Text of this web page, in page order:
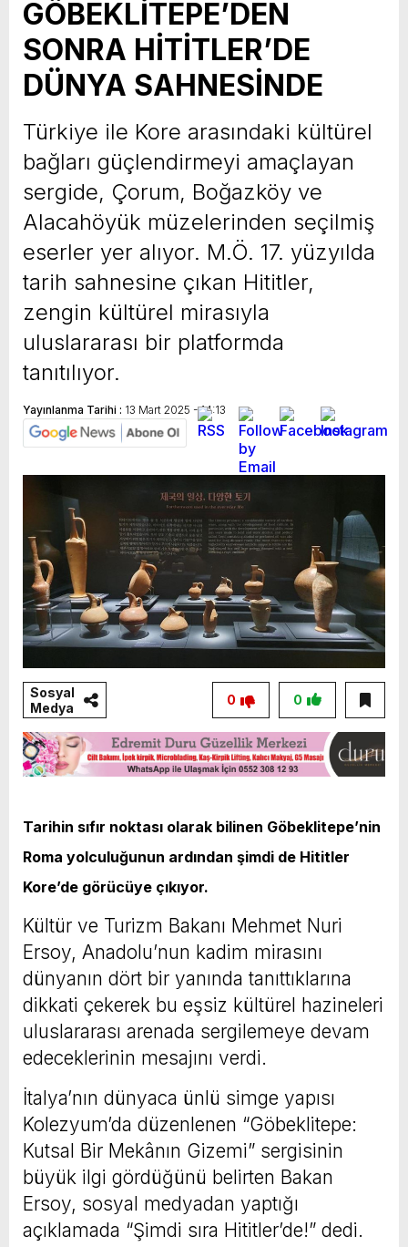
GÖBEKLİTEPE’DEN
SONRA HİTİTLER’DE
DÜNYA SAHNESİNDE
Türkiye ile Kore arasındaki kültürel
bağları güçlendirmeyi amaçlayan
sergide, Çorum, Boğazköy ve
Alacahöyük müzelerinden seçilmiş
eserler yer alıyor. M.Ö. 17. yüzyılda
tarih sahnesine çıkan Hititler,
zengin kültürel mirasıyla
uluslararası bir platformda
tanıtılıyor.
Yayınlanma Tarihi : 13 Mart 2025 - 14:13
Sosyal
Medya
0
0
Tarihin sıfır noktası olarak bilinen Göbeklitepe’nin
Roma yolculuğunun ardından şimdi de Hititler
Kore’de görücüye çıkıyor.
Kültür ve Turizm Bakanı Mehmet Nuri
Ersoy, Anadolu’nun kadim mirasını
dünyanın dört bir yanında tanıttıklarına
dikkati çekerek bu eşsiz kültürel hazineleri
uluslararası arenada sergilemeye devam
edeceklerinin mesajını verdi.
İtalya’nın dünyaca ünlü simge yapısı
Kolezyum’da düzenlenen “Göbeklitepe:
Kutsal Bir Mekânın Gizemi” sergisinin
büyük ilgi gördüğünü belirten Bakan
Ersoy, sosyal medyadan yaptığı
açıklamada “Şimdi sıra Hititler’de!” dedi.